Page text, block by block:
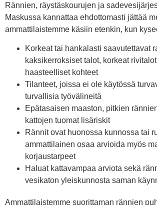
Rännien, räystäskourujen ja
Maskussa kannattaa ehdottomasti jättää
ammattilaistemme käsiin etenkin, kun
Korkeat tai hankalasti saavutettavat
kaksikerroksiset talot, korkeat
haasteelliset kohteet
Tilanteet, joissa ei ole käytössä
turvallisia työvälineitä
Epätasaisen maaston, pitkien
kattojen tuomat lisäriskit
Rännit ovat huonossa kunnossa tai
ammattilainen osaa arvioida myös
korjaustarpeet
Haluat kattavampaa arviota sekä
vesikaton yleiskunnosta saman
Ammattilaistemme suorittaman rännien